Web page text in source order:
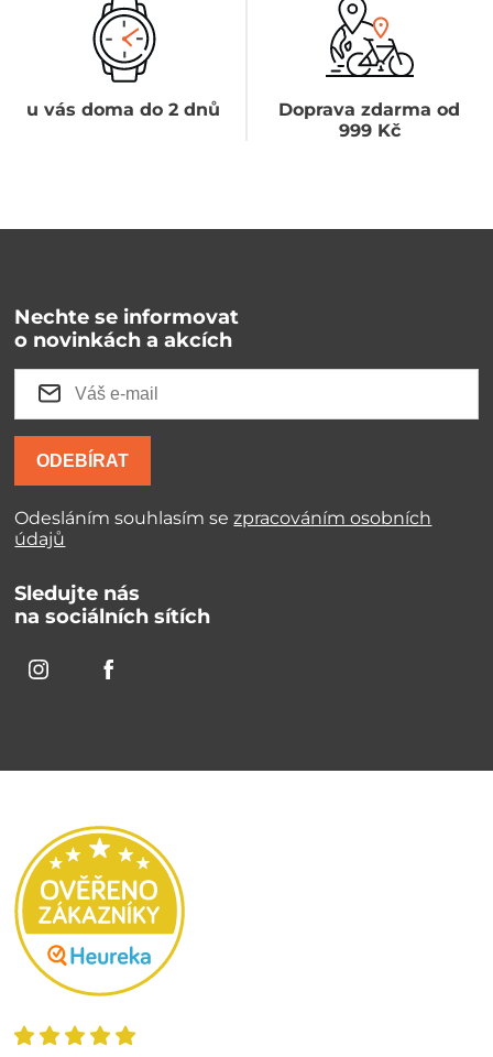
u vás doma do 2 dnů
Doprava zdarma od
999 Kč
Nechte se informovat
o novinkách a akcích
ODEBÍRAT
Odesláním souhlasím sezpracováním osobních
údajů
Sledujte nás
na sociálních sítích